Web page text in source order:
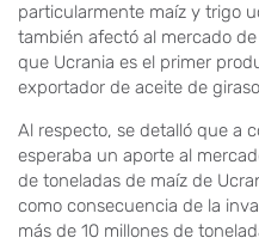
particularmente maíz y trigo
también afectó al mercado
que Ucrania es el primer
exportador de aceite de
Al respecto, se detalló que a
esperaba un aporte al
de toneladas de maíz de
como consecuencia de la
más de 10 millones de